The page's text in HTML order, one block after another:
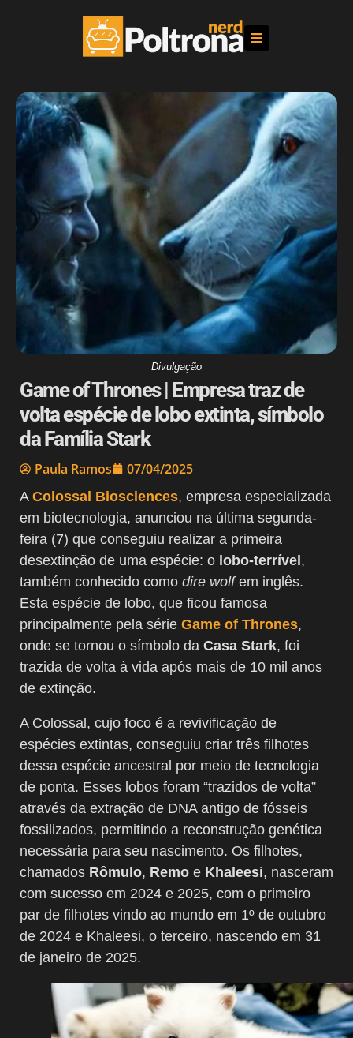
Divulgação
Game of Thrones | Empresa traz de
volta espécie de lobo extinta, símbolo
da Família Stark
Paula Ramos 07/04/2025
A Colossal Biosciences, empresa especializada
em biotecnologia, anunciou na última segunda-
feira (7) que conseguiu realizar a primeira
desextinção de uma espécie: o lobo-terrível,
também conhecido como dire wolfem inglês.
Esta espécie de lobo, que ficou famosa
principalmente pela série Game of Thrones,
onde se tornou o símbolo da Casa Stark, foi
trazida de volta à vida após mais de 10 mil anos
de extinção.
A Colossal, cujo foco é a revivificação de
espécies extintas, conseguiu criar três filhotes
dessa espécie ancestral por meio de tecnologia
de ponta. Esses lobos foram “trazidos de volta”
através da extração de DNA antigo de fósseis
fossilizados, permitindo a reconstrução genética
necessária para seu nascimento. Os filhotes,
chamados Rômulo, Remo e Khaleesi, nasceram
com sucesso em 2024 e 2025, com o primeiro
par de filhotes vindo ao mundo em 1º de outubro
de 2024 e Khaleesi, o terceiro, nascendo em 31
de janeiro de 2025.